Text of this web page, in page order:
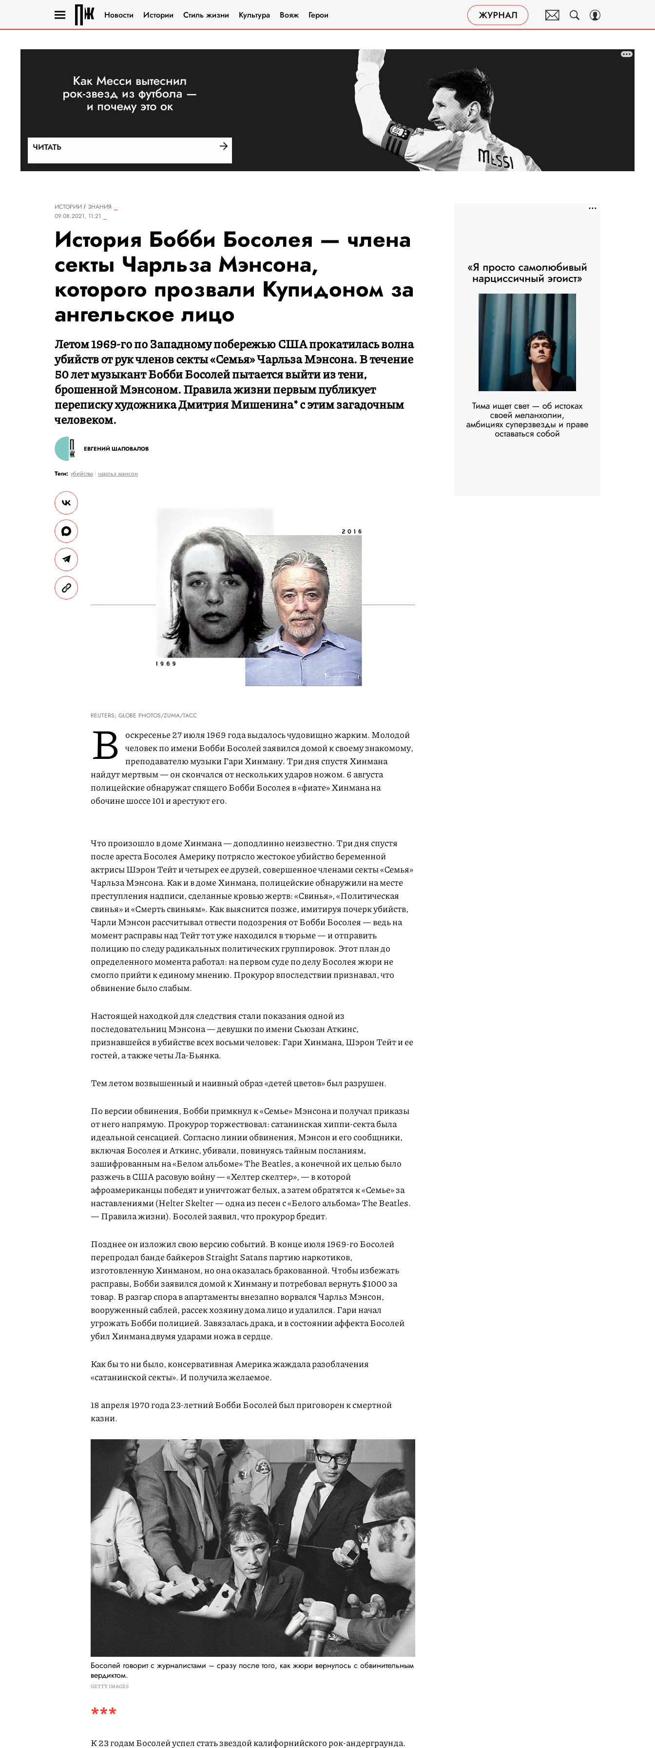
Новости Истории Стиль жизни Культура Вояж Герои
ИСТОРИИ
ЗНАНИЯ
09.08.2021, 11:21
История Бобби Босолея — члена
секты Чарльза Мэнсона,
которого прозвали Купидоном за
ангельское лицо
Летом 1969-го по Западному побережью США прокатилась волна
убийств от рук членов секты «Семья» Чарльза Мэнсона. В течение
50 лет музыкант Бобби Босолей пытается выйти из тени,
брошенной Мэнсоном. Правила жизни первым публикует
переписку художника Дмитрия Мишенина* с этим загадочным
человеком.
ЕВГЕНИЙ ШАПОВАЛОВ
Теги: убийства чарльз мэнсон
REUTERS; GLOBE PHOTOS/ZUMA/ТАСС
В
оскресенье 27 июля 1969 года выдалось чудовищно жарким. Молодой
человек по имени Бобби Босолей заявился домой к своему знакомому,
преподавателю музыки Гари Хинману. Три дня спустя Хинмана
найдут мертвым — он скончался от нескольких ударов ножом. 6 августа
полицейские обнаружат спящего Бобби Босолея в «фиате» Хинмана на
обочине шоссе 101 и арестуют его.
Что произошло в доме Хинмана — доподлинно неизвестно. Три дня спустя
после ареста Босолея Америку потрясло жестокое убийство беременной
актрисы Шэрон Тейт и четырех ее друзей, совершенное членами секты «Семья»
Чарльза Мэнсона. Как и в доме Хинмана, полицейские обнаружили на месте
преступления надписи, сделанные кровью жертв: «Свинья», «Политическая
свинья» и «Смерть свиньям». Как выяснится позже, имитируя почерк убийств,
Чарли Мэнсон рассчитывал отвести подозрения от Бобби Босолея — ведь на
момент расправы над Тейт тот уже находился в тюрьме — и отправить
полицию по следу радикальных политических группировок. Этот план до
определенного момента работал: на первом суде по делу Босолея жюри не
смогло прийти к единому мнению. Прокурор впоследствии признавал, что
обвинение было слабым.
Настоящей находкой для следствия стали показания одной из
последовательниц Мэнсона — девушки по имени Сьюзан Аткинс,
признавшейся в убийстве всех восьми человек: Гари Хинмана, Шэрон Тейт и ее
гостей, а также четы Ла-Бьянка.
Тем летом возвышенный и наив­ный образ «детей цветов» был разрушен.
По версии обвинения, Бобби примкнул к «Семье» Мэнсона и получал приказы
от него напрямую. Прокурор торжествовал: сатанинская хиппи-секта была
идеальной сенсацией. Согласно линии обвинения, Мэнсон и его сообщники,
включая Босолея и Аткинс, убивали, повинуясь тайным посланиям,
зашифрованным на «Белом альбоме» The Beatles, а конечной их целью было
разжечь в США расовую войну — «Хелтер скелтер», — в которой
афроамериканцы победят и уничтожат белых, а затем обратятся к «Семье» за
наставлениями (Helter Skelter — одна из песен с «Белого альбома» The Beatles.
— Правила жизни). Босолей заявил, что прокурор бредит.
Позднее он изложил свою версию событий. В конце июля 1969-го Босолей
перепродал банде байкеров Straight Satans партию наркотиков,
изготовленную Хинманом, но она оказалась бракованной. Чтобы избежать
расправы, Бобби заявился домой к Хинману и потребовал вернуть $1000 за
товар. В разгар спора в апартаменты внезапно ворвался Чарльз Мэнсон,
вооруженный саб­лей, рассек хозяину дома лицо и удалился. Гари начал
угрожать Бобби полицией. Завязалась драка, и в состоянии аффекта Босолей
убил Хинмана двумя ударами ножа в сердце.
Как бы то ни было, консервативная Америка жаждала разоблачения
«сатанинской секты». И получила желаемое.
18 апреля 1970 года 23-летний Бобби Босолей был приговорен к смертной
казни.
Босолей говорит с журналистами – сразу после того, как жюри вернулось с обвинительным
вердиктом.
GETTY IMAGES
***
К 23 годам Босолей успел стать звездой калифорнийского рок-андерграунда.